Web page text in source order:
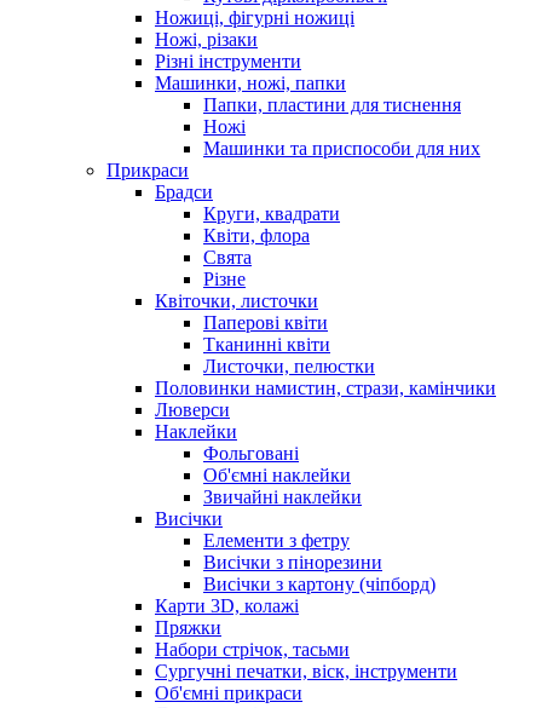
Ножиці, фігурні ножиці
Ножі, різаки
Різні інструменти
Машинки, ножі, папки
Папки, пластини для тиснення
Ножі
Машинки та приспособи для них
Прикраси
Брадси
Круги, квадрати
Квіти, флора
Свята
Різне
Квіточки, листочки
Паперові квіти
Тканинні квіти
Листочки, пелюстки
Половинки намистин, стрази, камінчики
Люверси
Наклейки
Фольговані
Об'ємні наклейки
Звичайні наклейки
Висічки
Елементи з фетру
Висічки з пінорезини
Висічки з картону (чіпборд)
Карти 3D, колажі
Пряжки
Набори стрічок, тасьми
Сургучні печатки, віск, інструменти
Об'ємні прикраси